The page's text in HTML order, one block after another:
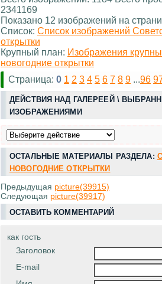
2341169
Показано 12 изображений на
Список: Список изображений
открытки
Крупный план: Изображения
новогодние открытки
Страница: 0 1 2 3 4 5 6 7 8 9 ...96
ДЕЙСТВИЯ НАД ГАЛЕРЕЕЙ \
ИЗОБРАЖЕНИЯМИ
ОСТАЛЬНЫЕ МАТЕРИАЛЫ РАЗДЕЛА:
НОВОГОДНИЕ ОТКРЫТКИ
Предыдущая picture(39915)
Следующая picture(39917)
ОСТАВИТЬ КОММЕНТАРИЙ
как гость
Заголовок
E-mail